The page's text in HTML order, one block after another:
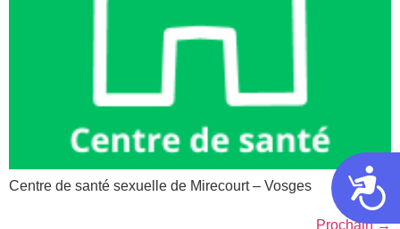
Centre de santé sexuelle de Mirecourt – Vosges
Prochain→